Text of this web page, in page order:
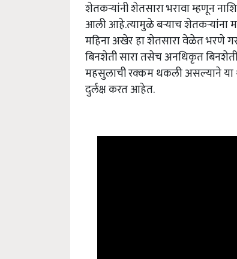
शेतकऱ्यांनी शेतसारा भरावा म्हणून
आली आहे.त्यामुळे बऱ्याच शेतकऱ्यांना
महिना अखेर हा शेतसारा वेळेत भरणे
बिनशेती सारा तसेच अनधिकृत
महसुलाची रक्कम थकली असल्याने या
दुर्लक्ष करत आहेत.